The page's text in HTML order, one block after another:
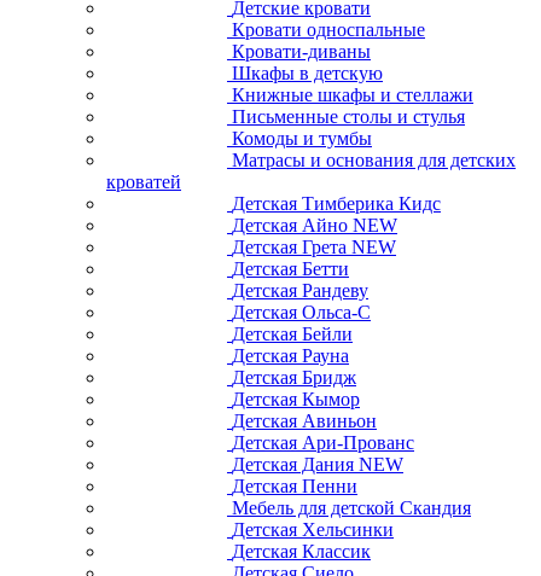
Детские кровати
Кровати односпальные
Кровати-диваны
Шкафы в детскую
Книжные шкафы и стеллажи
Письменные столы и стулья
Комоды и тумбы
Матрасы и основания для детских
кроватей
Детская Тимберика Кидс
Детская Айно NEW
Детская Грета NEW
Детская Бетти
Детская Рандеву
Детская Ольса-С
Детская Бейли
Детская Рауна
Детская Бридж
Детская Кымор
Детская Авиньон
Детская Ари-Прованс
Детская Дания NEW
Детская Пенни
Мебель для детской Скандия
Детская Хельсинки
Детская Классик